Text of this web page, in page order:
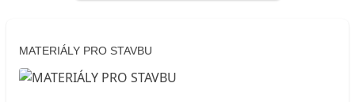
MATERIÁLY PRO STAVBU